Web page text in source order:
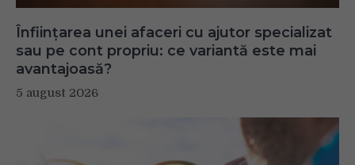
Înființarea unei afaceri cu ajutor specializat
sau pe cont propriu: ce variantă este mai
avantajoasă?
5 august 2026